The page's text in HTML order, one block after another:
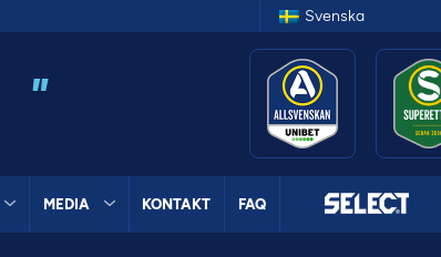
Svenska
"
MEDIA KONTAKT FAQ